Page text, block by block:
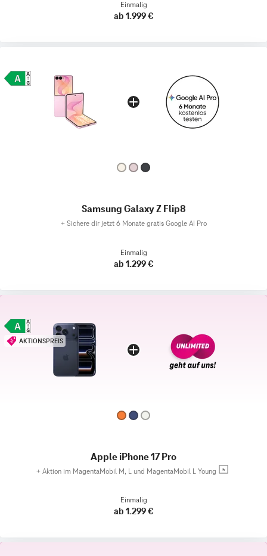
Einmalig
ab 1.999 €
Samsung Galaxy Z Flip8
+ Sichere dir jetzt 6 Monate gratis Google AI Pro
Einmalig
ab 1.299 €
AKTIONSPREIS
Apple iPhone 17 Pro
+ Aktion im MagentaMobil M, L und MagentaMobil L Young
Einmalig
ab 1.299 €